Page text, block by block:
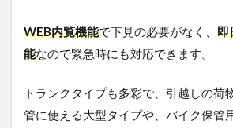
WEB内覧機能で下見の必要がなく、 即
能なので緊急時にも対応できます。
トランクタイプも多彩で、引越しの荷
管に使える大型タイプや、バイク保管